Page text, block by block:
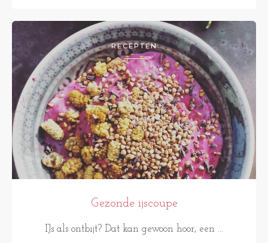
RECEPTEN
Gezonde ijscoupe
IJs als ontbijt? Dat kan gewoon hoor, een ...